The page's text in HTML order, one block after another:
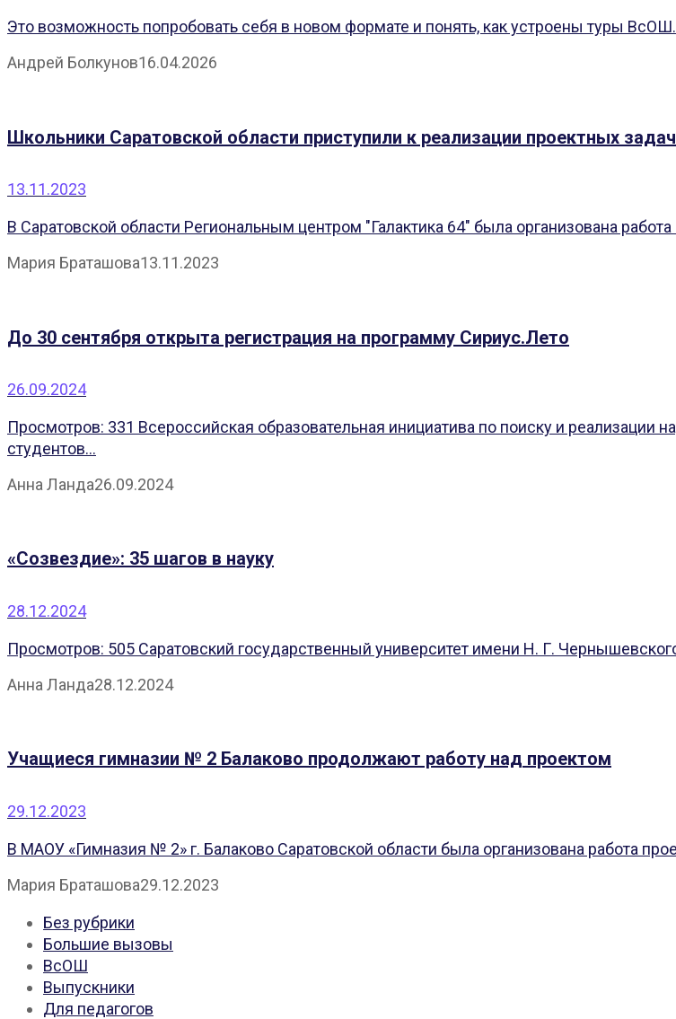
Это возможность попробовать себя в новом формате и понять, как устроены туры ВсОШ.
Андрей Болкунов16.04.2026
Школьники Саратовской области приступили к реализации проектных
13.11.2023
В Саратовской области Региональным центром "Галактика 64" была организована
Мария Браташова13.11.2023
До 30 сентября открыта регистрация на программу Сириус.Лето
26.09.2024
Просмотров: 331 Всероссийская образовательная инициатива по поиску и реализации
студентов...
Анна Ланда26.09.2024
«Созвездие»: 35 шагов в науку
28.12.2024
Просмотров: 505 Саратовский государственный университет имени Н. Г.
Анна Ланда28.12.2024
Учащиеся гимназии № 2 Балаково продолжают работу над проектом
29.12.2023
В МАОУ «Гимназия № 2» г. Балаково Саратовской области была организована работа
Мария Браташова29.12.2023
Без рубрики
Большие вызовы
ВсОШ
Выпускники
Для педагогов